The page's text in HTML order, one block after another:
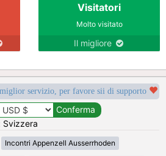
Visitatori
Molto visitato
Il migliore
servizio, per favore sii di supporto
Svizzera
Incontri Appenzell Ausserrhoden